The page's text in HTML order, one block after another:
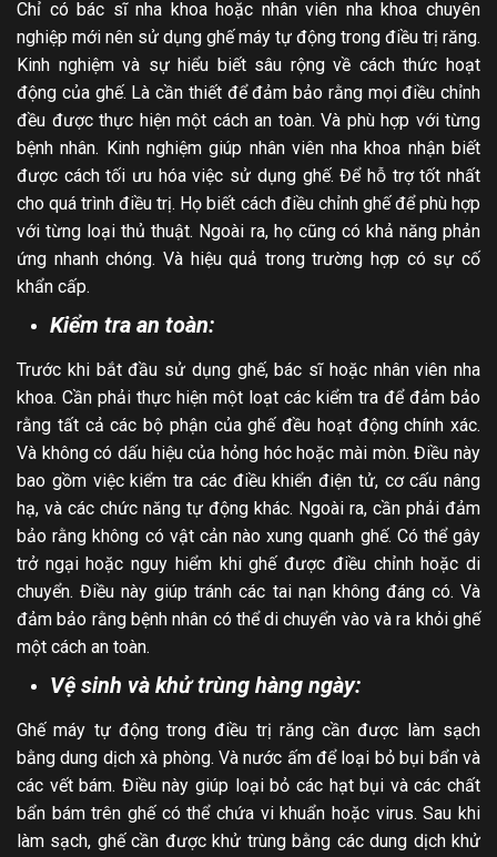
Chỉ có bác sĩ nha khoa hoặc nhân viên nha khoa chuyên
nghiệp mới nên sử dụng ghế máy tự động trong điều trị răng.
Kinh nghiệm và sự hiểu biết sâu rộng về cách thức hoạt
động của ghế. Là cần thiết để đảm bảo rằng mọi điều chỉnh
đều được thực hiện một cách an toàn. Và phù hợp với từng
bệnh nhân. Kinh nghiệm giúp nhân viên nha khoa nhận biết
được cách tối ưu hóa việc sử dụng ghế. Để hỗ trợ tốt nhất
cho quá trình điều trị. Họ biết cách điều chỉnh ghế để phù hợp
với từng loại thủ thuật. Ngoài ra, họ cũng có khả năng phản
ứng nhanh chóng. Và hiệu quả trong trường hợp có sự cố
khẩn cấp.
Kiểm tra an toàn:
Trước khi bắt đầu sử dụng ghế, bác sĩ hoặc nhân viên nha
khoa. Cần phải thực hiện một loạt các kiểm tra để đảm bảo
rằng tất cả các bộ phận của ghế đều hoạt động chính xác.
Và không có dấu hiệu của hỏng hóc hoặc mài mòn. Điều này
bao gồm việc kiểm tra các điều khiển điện tử, cơ cấu nâng
hạ, và các chức năng tự động khác. Ngoài ra, cần phải đảm
bảo rằng không có vật cản nào xung quanh ghế. Có thể gây
trở ngại hoặc nguy hiểm khi ghế được điều chỉnh hoặc di
chuyển. Điều này giúp tránh các tai nạn không đáng có. Và
đảm bảo rằng bệnh nhân có thể di chuyển vào và ra khỏi ghế
một cách an toàn.
Vệ sinh và khử trùng hàng ngày:
Ghế máy tự động trong điều trị răng cần được làm sạch
bằng dung dịch xà phòng. Và nước ấm để loại bỏ bụi bẩn và
các vết bám. Điều này giúp loại bỏ các hạt bụi và các chất
bẩn bám trên ghế có thể chứa vi khuẩn hoặc virus. Sau khi
làm sạch, ghế cần được khử trùng bằng các dung dịch khử